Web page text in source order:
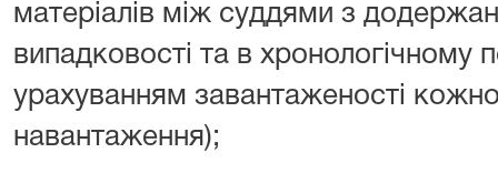
матеріалів між суддями з
випадковості та в хронологічному
урахуванням завантаженості
навантаження);